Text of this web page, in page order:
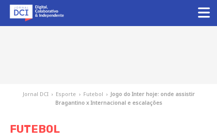
Jornal DCI › Esporte › Futebol › Jogo do Inter hoje: onde assistir
Bragantino x Internacional e escalações
FUTEBOL